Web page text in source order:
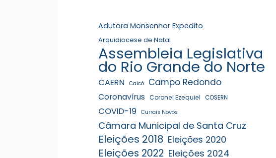
Adutora Monsenhor Expedito
Arquidiocese de Natal
Assembleia Legislativa
do Rio Grande do Norte
CAERN Caicó Campo Redondo
Coronavírus Coronel Ezequiel COSERN
COVID-19 Currais Novos
Câmara Municipal de Santa Cruz
Eleições 2018 Eleições 2020
Eleições 2022 Eleições 2024